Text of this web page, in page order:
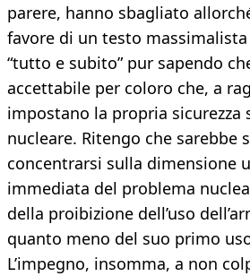
parere, hanno sbagliato
favore di un testo
“tutto e subito” pur sapendo
accettabile per coloro che, a
impostano la propria sicurezza
nucleare. Ritengo che sarebbe
concentrarsi sulla dimensione
immediata del problema
della proibizione dell’uso
quanto meno del suo primo
L’impegno, insomma, a non